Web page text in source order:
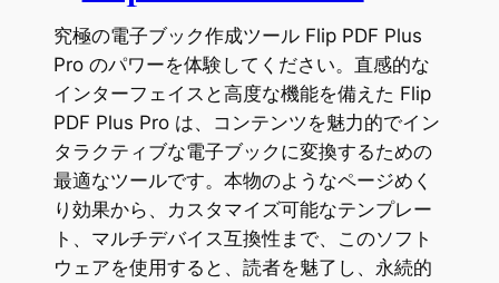
究極の電子ブック作成ツール Flip PDF Plus
Pro のパワーを体験してください。直感的な
インターフェイスと高度な機能を備えた Flip
PDF Plus Pro は、コンテンツを魅力的でイン
タラクティブな電子ブックに変換するための
最適なツールです。本物のようなページめく
り効果から、カスタマイズ可能なテンプレー
ト、マルチデバイス互換性まで、このソフト
ウェアを使用すると、読者を魅了し、永続的